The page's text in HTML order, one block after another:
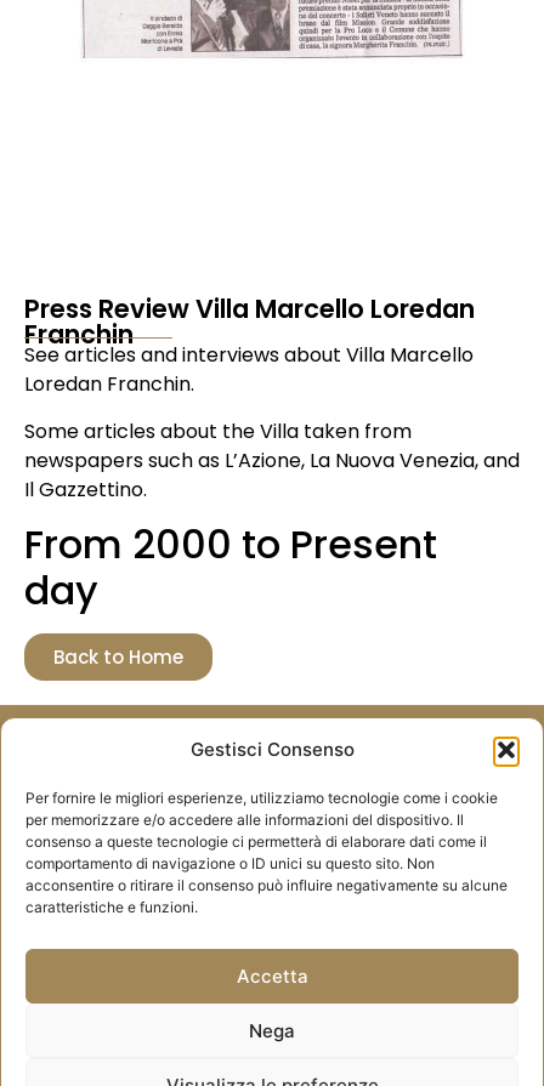
Gestisci Consenso
Per fornire le migliori esperienze, utilizziamo tecnologie come i cookie
per memorizzare e/o accedere alle informazioni del dispositivo. Il
consenso a queste tecnologie ci permetterà di elaborare dati come il
comportamento di navigazione o ID unici su questo sito. Non
acconsentire o ritirare il consenso può influire negativamente su alcune
caratteristiche e funzioni.
Accetta
Nega
Press Review Villa Marcello Loredan
Franchin
See articles and interviews about Villa Marcello
Loredan Franchin.
Some articles about the Villa taken from
newspapers such as L’Azione, La Nuova Venezia, and
Il Gazzettino.
From 2000 to Present
day
Back to Home
For any information Contact us